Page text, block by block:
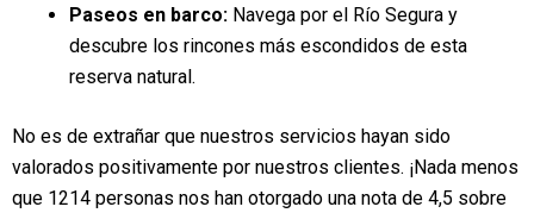
Paseos en barco: Navega por el Río Segura y
descubre los rincones más escondidos de esta
reserva natural.
No es de extrañar que nuestros servicios hayan sido
valorados positivamente por nuestros clientes. ¡Nada menos
que 1214 personas nos han otorgado una nota de 4,5 sobre